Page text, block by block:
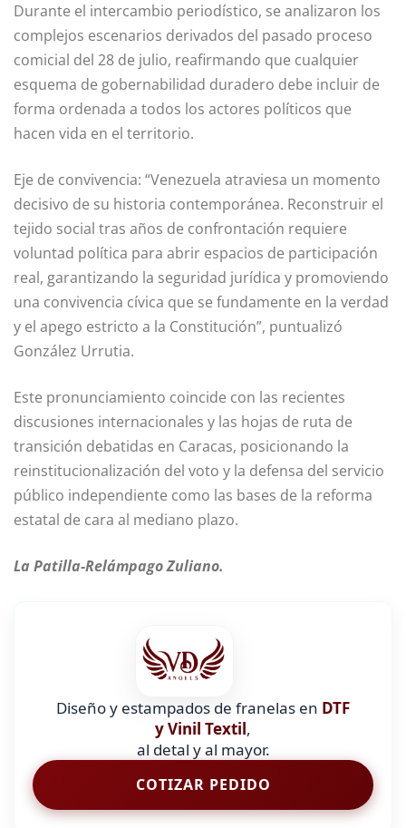
Durante el intercambio periodístico, se analizaron los
complejos escenarios derivados del pasado proceso
comicial del 28 de julio, reafirmando que cualquier
esquema de gobernabilidad duradero debe incluir de
forma ordenada a todos los actores políticos que
hacen vida en el territorio.
Eje de convivencia: “Venezuela atraviesa un momento
decisivo de su historia contemporánea. Reconstruir el
tejido social tras años de confrontación requiere
voluntad política para abrir espacios de participación
real, garantizando la seguridad jurídica y promoviendo
una convivencia cívica que se fundamente en la verdad
y el apego estricto a la Constitución”, puntualizó
González Urrutia.
Este pronunciamiento coincide con las recientes
discusiones internacionales y las hojas de ruta de
transición debatidas en Caracas, posicionando la
reinstitucionalización del voto y la defensa del servicio
público independiente como las bases de la reforma
estatal de cara al mediano plazo.
La Patilla-Relámpago Zuliano.
Diseño y estampados de franelas en DTF
y Vinil Textil,
al detal y al mayor.
COTIZAR PEDIDO